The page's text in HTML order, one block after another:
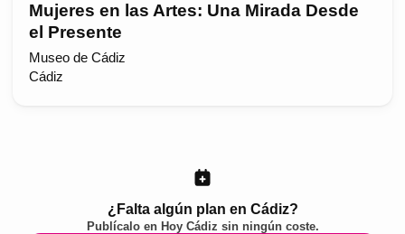
Mujeres en las Artes: Una Mirada Desde
el Presente
Museo de Cádiz
Cádiz
¿Falta algún plan en Cádiz?
Publícalo en Hoy Cádiz sin ningún coste.